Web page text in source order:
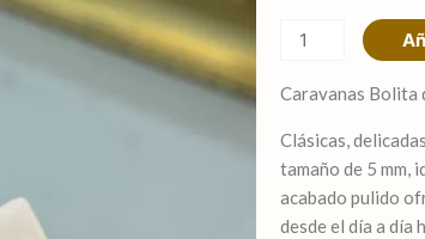
,
tamaño
5
mm
Caravanas Bolita
Clásicas,
tamaño de 5 mm,
acabado pulido
desde el día a día